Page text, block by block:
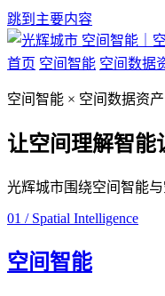
跳到主要内容
空间智能｜
首页 空间智能 空间数据
空间智能 × 空间数据资产
让空间理解智能
光辉城市围绕空间智能
01 / Spatial Intelligence
空间智能